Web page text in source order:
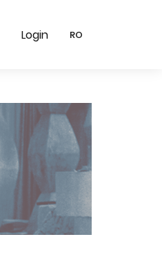
Login
Login RO